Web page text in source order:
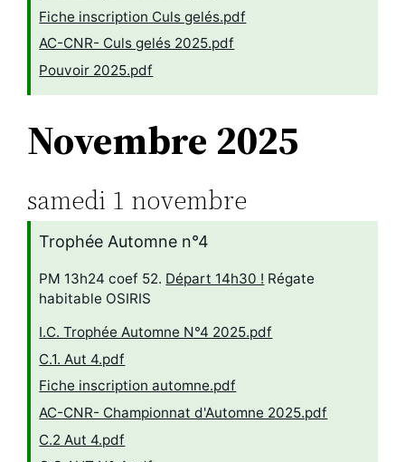
Fiche inscription Culs gelés.pdf
AC-CNR- Culs gelés 2025.pdf
Pouvoir 2025.pdf
Novembre 2025
samedi 1 novembre
Trophée Automne n°4
PM 13h24 coef 52. Départ 14h30 ! Régate
habitable OSIRIS
I.C. Trophée Automne N°4 2025.pdf
C.1. Aut 4.pdf
Fiche inscription automne.pdf
AC-CNR- Championnat d'Automne 2025.pdf
C.2 Aut 4.pdf